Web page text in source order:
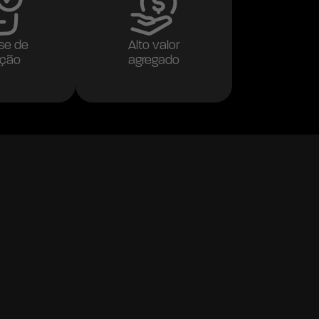
de
Alto valor
agregado